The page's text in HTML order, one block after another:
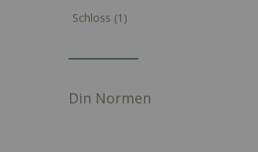
Schloss 1 Artikel
Din Normen